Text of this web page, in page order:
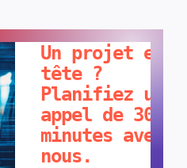
Un projet en
tête ?
Planifiez un
appel de 30
minutes avec
nous.